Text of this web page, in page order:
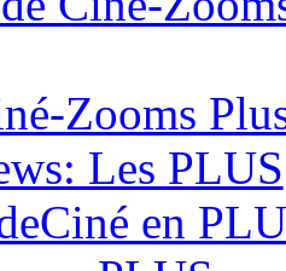
Zooms
Les PLUS
en